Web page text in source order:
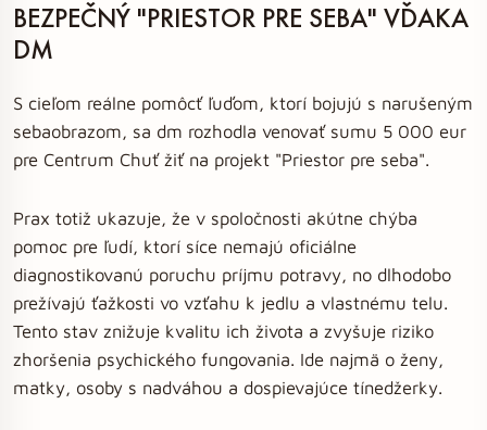
BEZPEČNÝ "PRIESTOR PRE SEBA" VĎAKA
DM
S cieľom reálne pomôcť ľuďom, ktorí bojujú s narušeným
sebaobrazom, sa dm rozhodla venovať sumu 5 000 eur
pre Centrum Chuť žiť na projekt "Priestor pre seba".
Prax totiž ukazuje, že v spoločnosti akútne chýba
pomoc pre ľudí, ktorí síce nemajú oficiálne
diagnostikovanú poruchu príjmu potravy, no dlhodobo
prežívajú ťažkosti vo vzťahu k jedlu a vlastnému telu.
Tento stav znižuje kvalitu ich života a zvyšuje riziko
zhoršenia psychického fungovania. Ide najmä o ženy,
matky, osoby s nadváhou a dospievajúce tínedžerky.